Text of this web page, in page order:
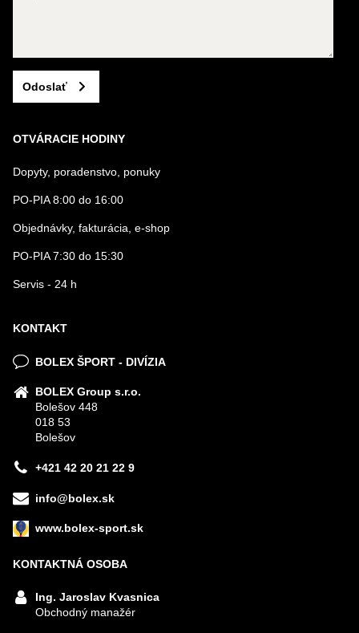
Odoslať
OTVÁRACIE HODINY
Dopyty, poradenstvo, ponuky
PO-PIA 8:00 do 16:00
Objednávky, fakturácia, e-shop
PO-PIA 7:30 do 15:30
Servis - 24 h
KONTAKT
BOLEX ŠPORT - DIVÍZIA
BOLEX Group s.r.o.
Bolešov 448
018 53
Bolešov
+421 42 20 21 22 9
info@bolex.sk
www.bolex-sport.sk
KONTAKTNÁ OSOBA
Ing. Jaroslav Kvasnica
Obchodný manažér